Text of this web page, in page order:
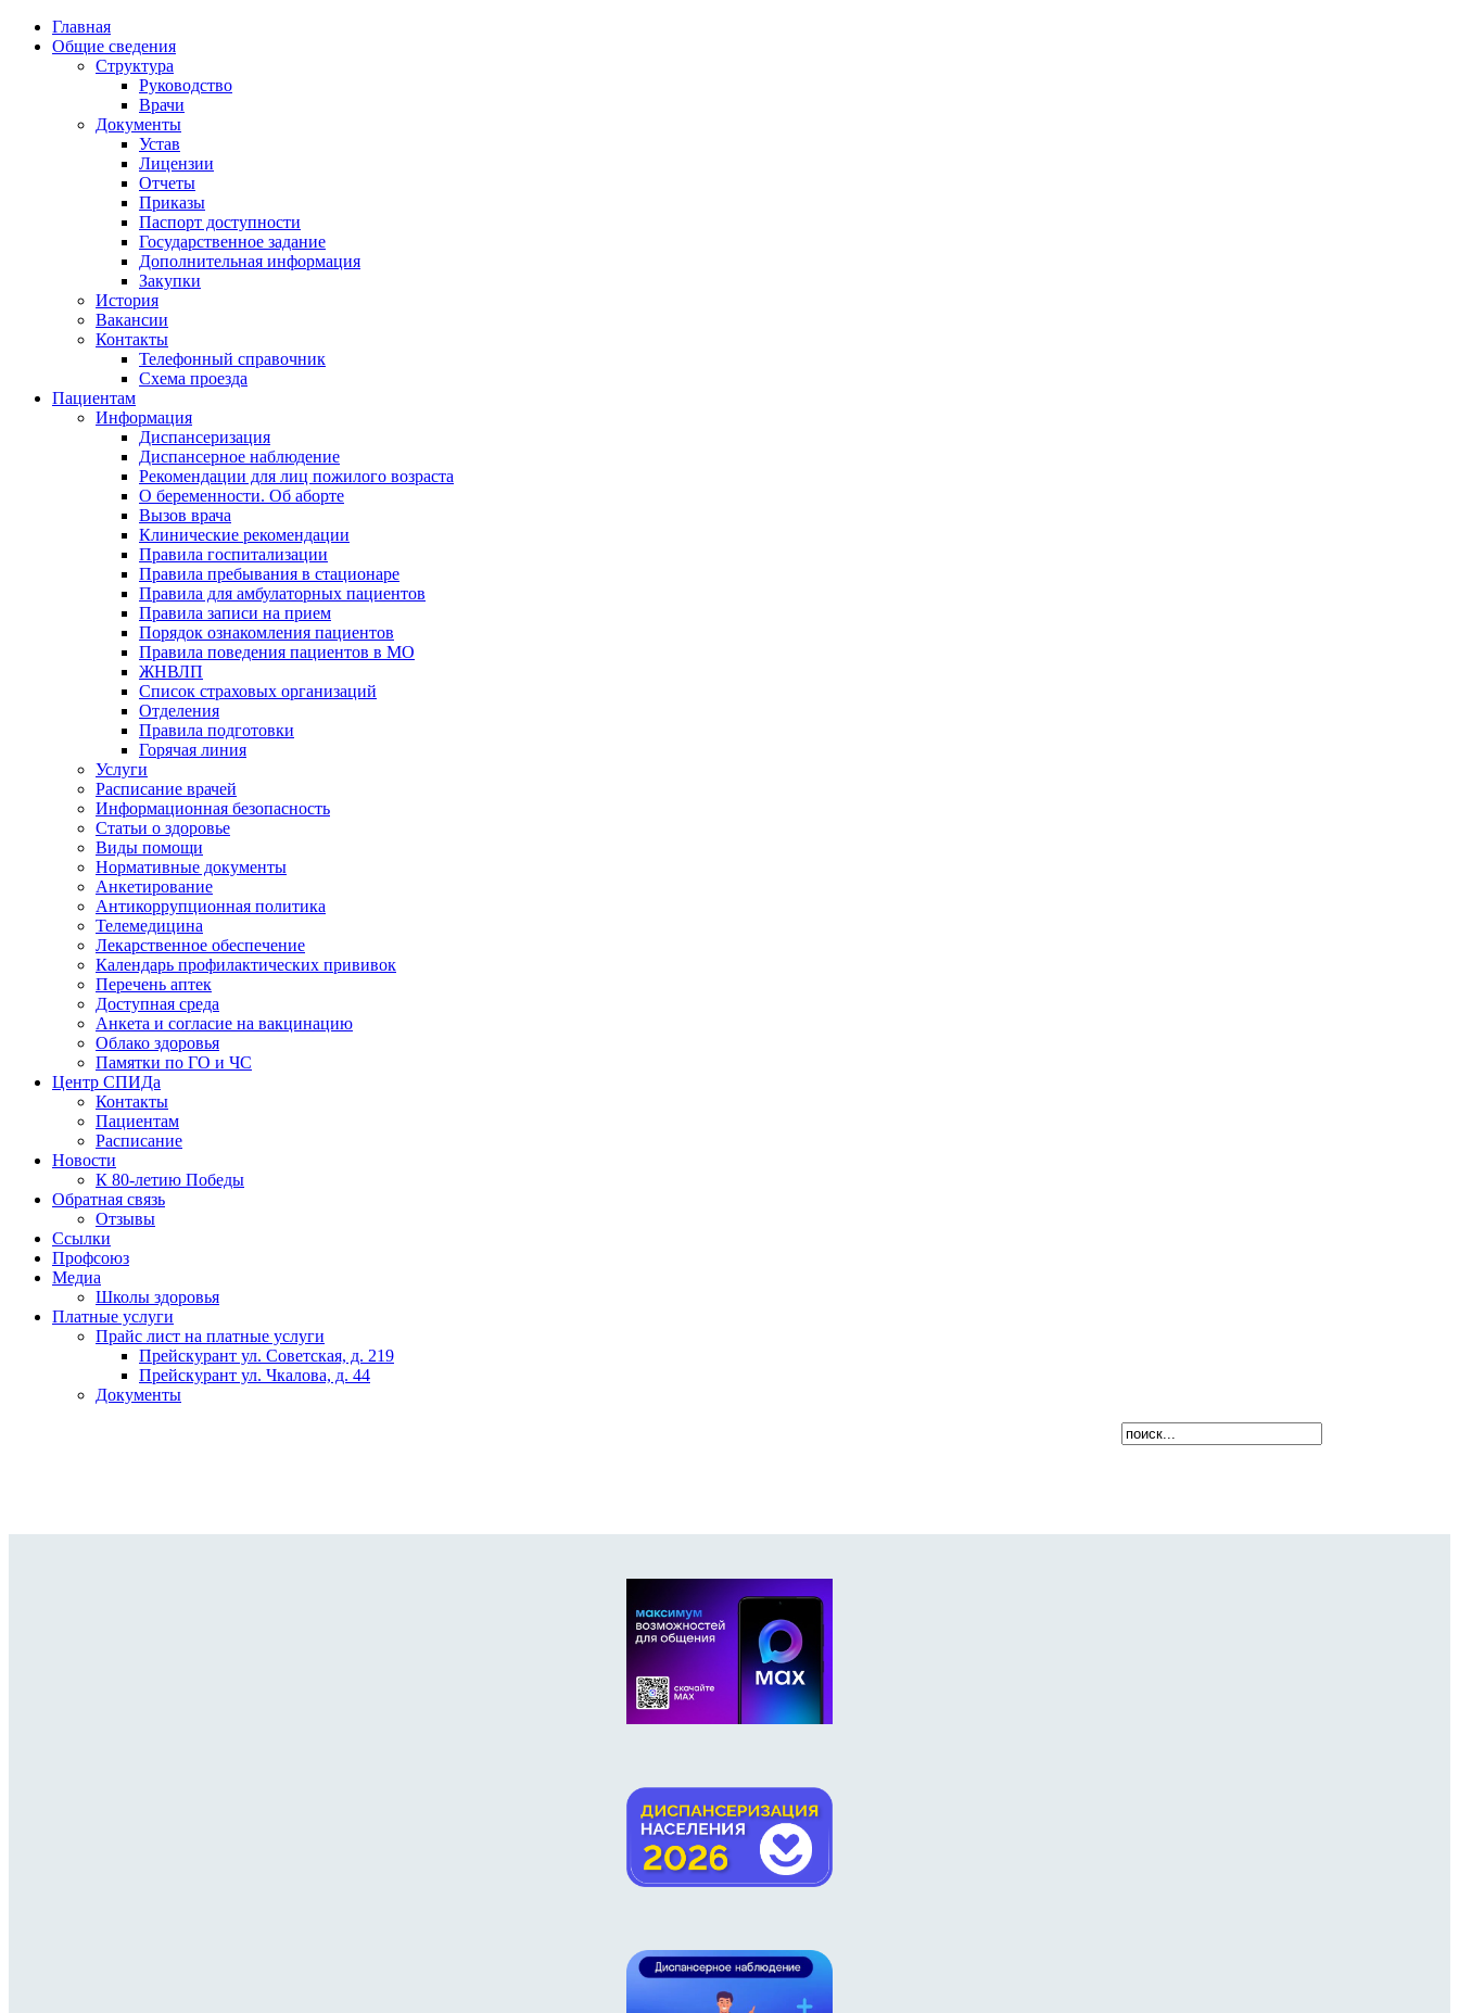
Главная
Общие сведения
Структура
Руководство
Врачи
Документы
Устав
Лицензии
Отчеты
Приказы
Паспорт доступности
Государственное задание
Дополнительная информация
Закупки
История
Вакансии
Контакты
Телефонный справочник
Схема проезда
Пациентам
Информация
Диспансеризация
Диспансерное наблюдение
Рекомендации для лиц пожилого возраста
О беременности. Об аборте
Вызов врача
Клинические рекомендации
Правила госпитализации
Правила пребывания в стационаре
Правила для амбулаторных пациентов
Правила записи на прием
Порядок ознакомления пациентов
Правила поведения пациентов в МО
ЖНВЛП
Список страховых организаций
Отделения
Правила подготовки
Горячая линия
Услуги
Расписание врачей
Информационная безопасность
Статьи о здоровье
Виды помощи
Нормативные документы
Анкетирование
Антикоррупционная политика
Телемедицина
Лекарственное обеспечение
Календарь профилактических прививок
Перечень аптек
Доступная среда
Анкета и согласие на вакцинацию
Облако здоровья
Памятки по ГО и ЧС
Центр СПИДа
Контакты
Пациентам
Расписание
Новости
К 80-летию Победы
Обратная связь
Отзывы
Ссылки
Профсоюз
Медиа
Школы здоровья
Платные услуги
Прайс лист на платные услуги
Прейскурант ул. Советская, д. 219
Прейскурант ул. Чкалова, д. 44
Документы